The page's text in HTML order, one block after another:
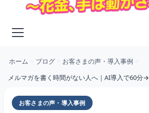
ホーム ブログ お客さまの声・導入事例
お客さまの声・導入事例